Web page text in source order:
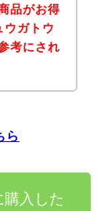
品がお得
ウガトウ
考にされ
ら
入した